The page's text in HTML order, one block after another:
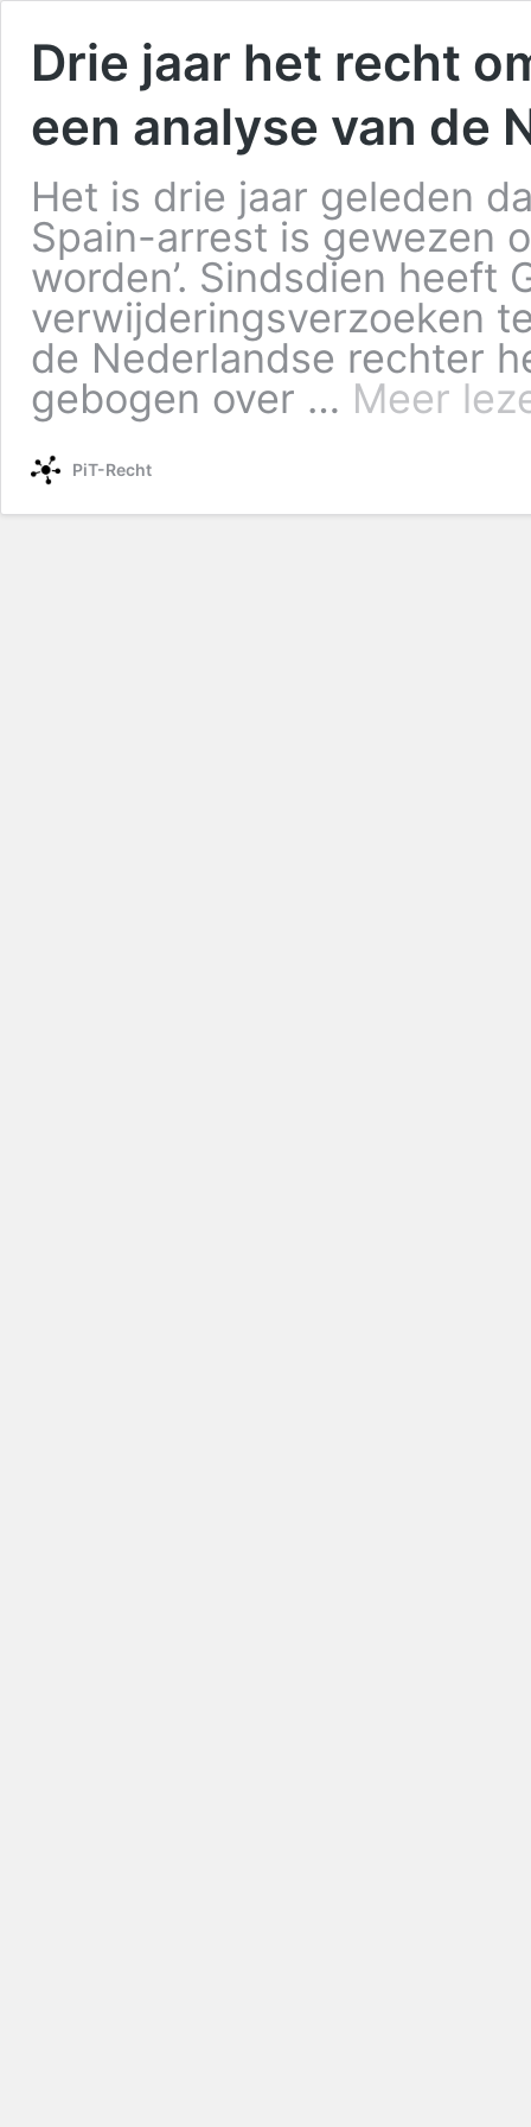
Drie jaar het recht
een analyse van de
Het is drie jaar geleden
Spain-arrest is gewezen
worden’. Sindsdien heeft
verwijderingsverzoeken
de Nederlandse rechter
gebogen over … Meer
PiT-Recht